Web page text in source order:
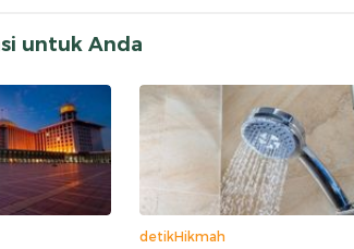
untuk Anda
detikHikmah